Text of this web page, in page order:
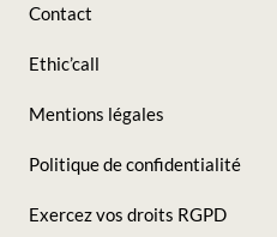
suivre
Contact
Ethic’call
Mentions légales
Politique de confidentialité
Exercez vos droits RGPD